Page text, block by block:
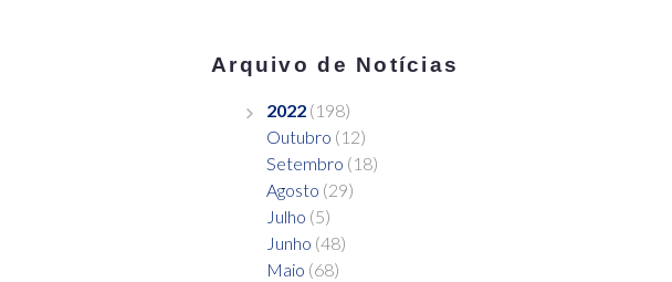
Arquivo de Notícias
2022 (198)
Outubro (12)
Setembro (18)
Agosto (29)
Julho (5)
Junho (48)
Maio (68)